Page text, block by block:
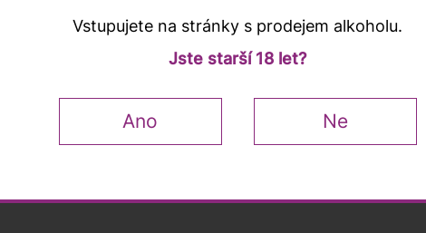
Domaine Deliance, zrající v barikových sudech, z nichž
ovoce, s příjemnými tóny vanilky. V chuti najdete
elegantní projev.
Vstupujete na stránky s prodejem alkoholu.
Jste starší 18 let?
Ano Ne